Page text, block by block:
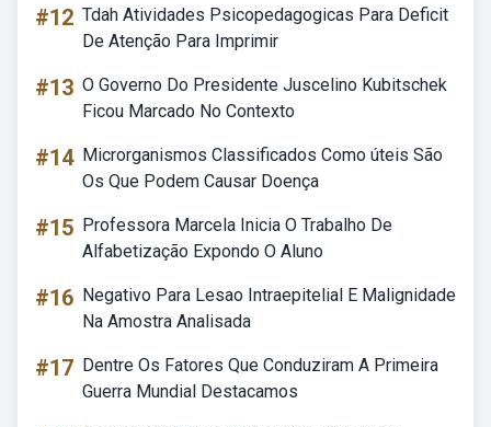
#12 Tdah Atividades Psicopedagogicas Para Deficit
De Atenção Para Imprimir
#13 O Governo Do Presidente Juscelino Kubitschek
Ficou Marcado No Contexto
#14 Microrganismos Classificados Como úteis São
Os Que Podem Causar Doença
#15 Professora Marcela Inicia O Trabalho De
Alfabetização Expondo O Aluno
#16 Negativo Para Lesao Intraepitelial E Malignidade
Na Amostra Analisada
#17 Dentre Os Fatores Que Conduziram A Primeira
Guerra Mundial Destacamos